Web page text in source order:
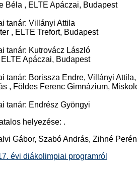
Béla , ELTE Apáczai, Budapest
tanár: Villányi Attila
, ELTE Trefort, Budapest
tanár: Kutrovácz László
Apáczai, Budapest
tanár: Borissza Endre, Villányi
, Földes Ferenc Gimnázium,
tanár: Endrész Gyöngyi
helyezése: .
Gábor, Szabó András, Zihné
évi diákolimpiai programról